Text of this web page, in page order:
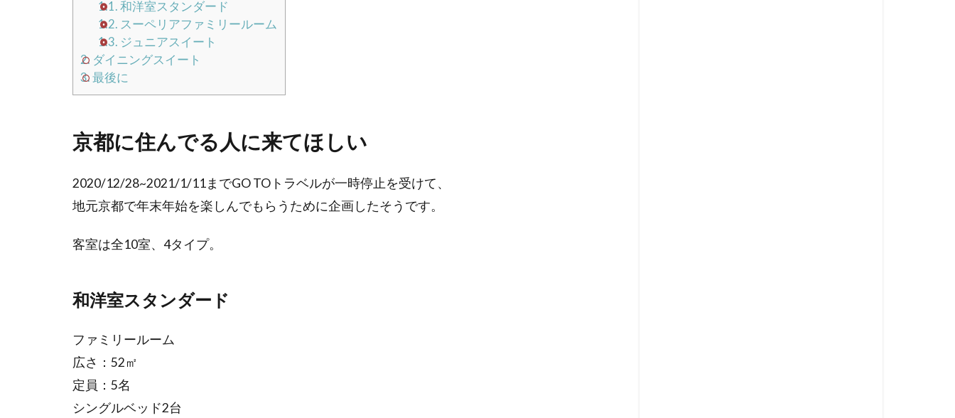
1.1. 和洋室スタンダード
1.2. スーペリアファミリールーム
1.3. ジュニアスイート
2. ダイニングスイート
3. 最後に
京都に住んでる人に来てほしい
2020/12/28~2021/1/11までGO TOトラベルが一時停止を受けて、
地元京都で年末年始を楽しんでもらうために企画したそうです。
客室は全10室、4タイプ。
和洋室スタンダード
ファミリールーム
広さ：52㎡
定員：5名
シングルベッド2台